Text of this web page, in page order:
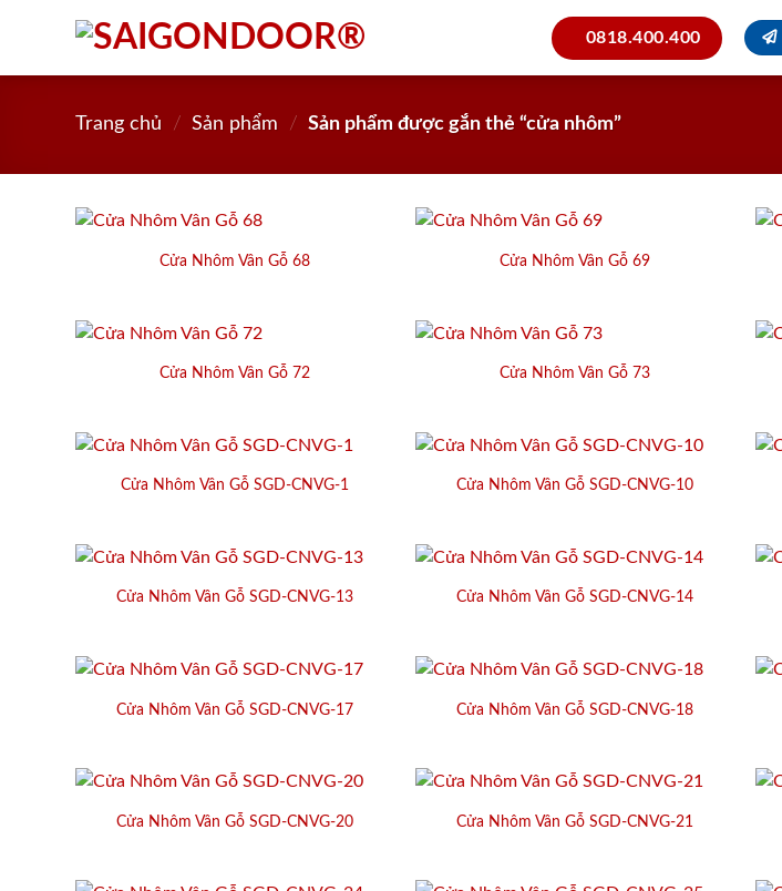
0818.400.400
Trang chủ / Sản phẩm / Sản phẩm được gắn thẻ “cửa nhôm”
Cửa Nhôm Vân Gỗ 68 Cửa Nhôm Vân Gỗ 69
Cửa Nhôm Vân Gỗ 72 Cửa Nhôm Vân Gỗ 73
Cửa Nhôm Vân Gỗ SGD-CNVG-1 Cửa Nhôm Vân Gỗ SGD-CNVG-10
Cửa Nhôm Vân Gỗ SGD-CNVG-13 Cửa Nhôm Vân Gỗ SGD-CNVG-14
Cửa Nhôm Vân Gỗ SGD-CNVG-17 Cửa Nhôm Vân Gỗ SGD-CNVG-18
Cửa Nhôm Vân Gỗ SGD-CNVG-20 Cửa Nhôm Vân Gỗ SGD-CNVG-21